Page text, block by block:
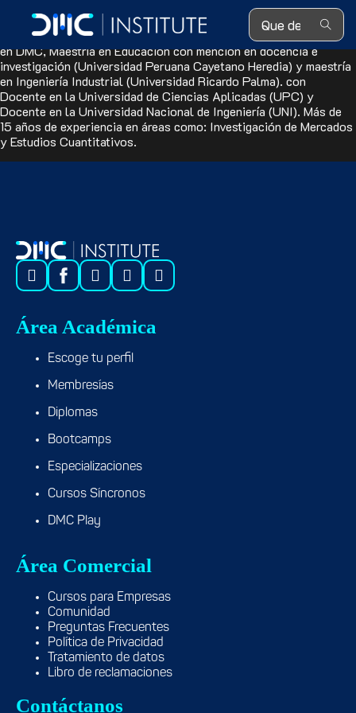
Search ...
Ingeniero en Estadística en Informática (Universidad Nacional
Agraria la Molina), coordinador del Área de Diseño de Producto
en DMC, Maestría en Educación con mención en docencia e
investigación (Universidad Peruana Cayetano Heredia) y maestría
en Ingeniería Industrial (Universidad Ricardo Palma). con
Docente en la Universidad de Ciencias Aplicadas (UPC) y
Docente en la Universidad Nacional de Ingeniería (UNI). Más de
15 años de experiencia en áreas como: Investigación de Mercados
y Estudios Cuantitativos.
Área Académica
Escoge tu perfil
Membresías
Diplomas
Bootcamps
Especializaciones
Cursos Síncronos
DMC Play
Área Comercial
Cursos para Empresas
Comunidad
Preguntas Frecuentes
Política de Privacidad
Tratamiento de datos
Libro de reclamaciones
Contáctanos